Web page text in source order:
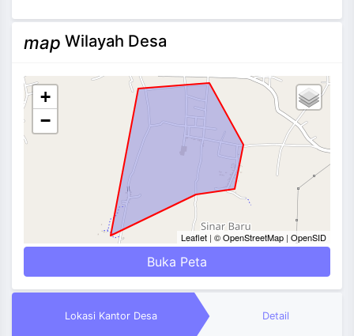
map Wilayah Desa
+
−
Leaflet| © OpenStreetMap| OpenSID
Buka Peta
Lokasi Kantor Desa Detail